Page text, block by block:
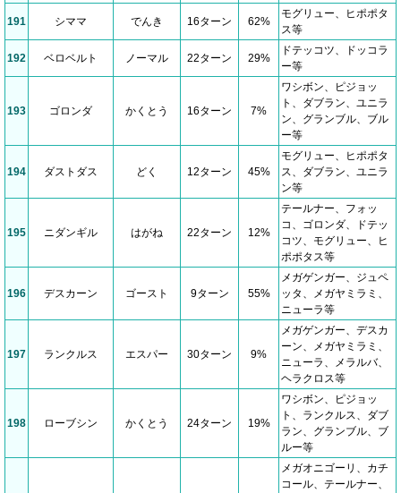
191 シママ でんき 16ターン 62%
モグリュー、ヒポポタ
ス等
192 ベロベルト ノーマル 22ターン 29%
ドテッコツ、ドッコラ
ー等
193 ゴロンダ かくとう 16ターン 7%
ワシボン、ピジョッ
ト、ダブラン、ユニラ
ン、グランブル、ブル
ー等
194 ダストダス どく 12ターン 45%
モグリュー、ヒポポタ
ス、ダブラン、ユニラ
ン等
195 ニダンギル はがね 22ターン 12%
テールナー、フォッ
コ、ゴロンダ、ドテッ
コツ、モグリュー、ヒ
ポポタス等
196 デスカーン ゴースト 9ターン 55%
メガゲンガー、ジュペ
ッタ、メガヤミラミ、
ニューラ等
197 ランクルス エスパー 30ターン 9%
メガゲンガー、デスカ
ーン、メガヤミラミ、
ニューラ、メラルバ、
ヘラクロス等
198 ローブシン かくとう 24ターン 19%
ワシボン、ピジョッ
ト、ランクルス、ダブ
ラン、グランブル、ブ
ルー等
メガオニゴーリ、カチ
コール、テールナー、